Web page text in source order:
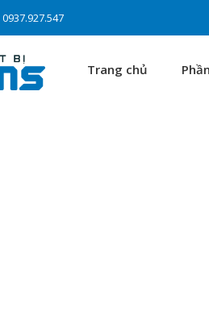
0937.927.547
Trang chủ